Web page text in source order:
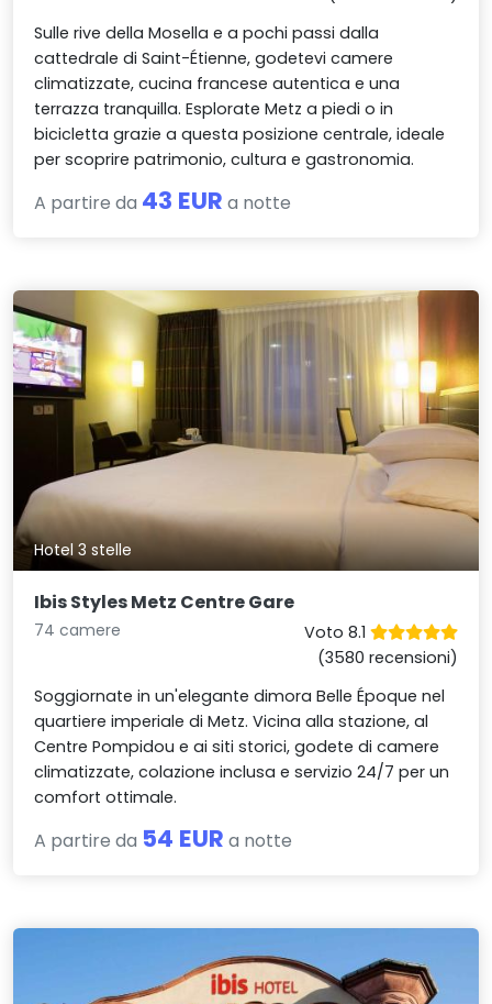
Sulle rive della Mosella e a pochi passi dalla
cattedrale di Saint-Étienne, godetevi camere
climatizzate, cucina francese autentica e una
terrazza tranquilla. Esplorate Metz a piedi o in
bicicletta grazie a questa posizione centrale, ideale
per scoprire patrimonio, cultura e gastronomia.
A partire da 43 EUR a notte
Hotel 3 stelle
Ibis Styles Metz Centre Gare
74 camere
Voto 8.1
(3580 recensioni)
Soggiornate in un'elegante dimora Belle Époque nel
quartiere imperiale di Metz. Vicina alla stazione, al
Centre Pompidou e ai siti storici, godete di camere
climatizzate, colazione inclusa e servizio 24/7 per un
comfort ottimale.
A partire da 54 EUR a notte